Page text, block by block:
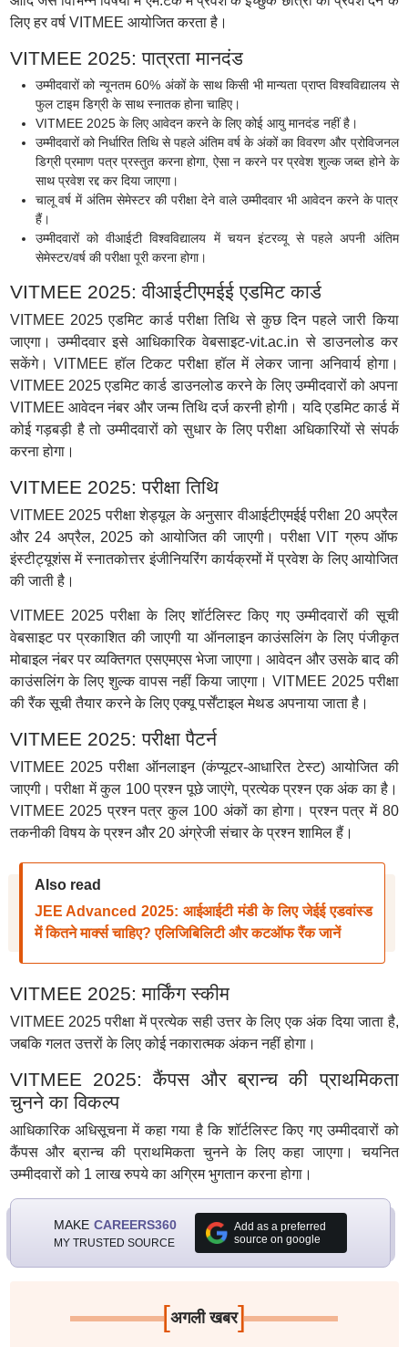
लिए हर वर्ष VITMEE आयोजित करता है।
VITMEE 2025: पात्रता मानदंड
उम्मीदवारों को न्यूनतम 60% अंकों के साथ किसी भी मान्यता प्राप्त विश्वविद्यालय से
फुल टाइम डिग्री के साथ स्नातक होना चाहिए।
VITMEE 2025 के लिए आवेदन करने के लिए कोई आयु मानदंड नहीं है।
उम्मीदवारों को निर्धारित तिथि से पहले अंतिम वर्ष के अंकों का विवरण और प्रोविजनल
डिग्री प्रमाण पत्र प्रस्तुत करना होगा, ऐसा न करने पर प्रवेश शुल्क जब्त होने के
साथ प्रवेश रद्द कर दिया जाएगा।
चालू वर्ष में अंतिम सेमेस्टर की परीक्षा देने वाले उम्मीदवार भी आवेदन करने के पात्र
हैं।
उम्मीदवारों को वीआईटी विश्वविद्यालय में चयन इंटरव्यू से पहले अपनी अंतिम
सेमेस्टर/वर्ष की परीक्षा पूरी करना होगा।
VITMEE 2025: वीआईटीएमईई एडमिट कार्ड
VITMEE 2025 एडमिट कार्ड परीक्षा तिथि से कुछ दिन पहले जारी किया
जाएगा। उम्मीदवार इसे आधिकारिक वेबसाइट-vit.ac.in से डाउनलोड कर
सकेंगे। VITMEE हॉल टिकट परीक्षा हॉल में लेकर जाना अनिवार्य होगा।
VITMEE 2025 एडमिट कार्ड डाउनलोड करने के लिए उम्मीदवारों को अपना
VITMEE आवेदन नंबर और जन्म तिथि दर्ज करनी होगी। यदि एडमिट कार्ड में
कोई गड़बड़ी है तो उम्मीदवारों को सुधार के लिए परीक्षा अधिकारियों से संपर्क
करना होगा।
VITMEE 2025: परीक्षा तिथि
VITMEE 2025 परीक्षा शेड्यूल के अनुसार वीआईटीएमईई परीक्षा 20 अप्रैल
और 24 अप्रैल, 2025 को आयोजित की जाएगी। परीक्षा VIT ग्रुप ऑफ
इंस्टीट्यूशंस में स्नातकोत्तर इंजीनियरिंग कार्यक्रमों में प्रवेश के लिए आयोजित
की जाती है।
VITMEE 2025 परीक्षा के लिए शॉर्टलिस्ट किए गए उम्मीदवारों की सूची
वेबसाइट पर प्रकाशित की जाएगी या ऑनलाइन काउंसलिंग के लिए पंजीकृत
मोबाइल नंबर पर व्यक्तिगत एसएमएस भेजा जाएगा। आवेदन और उसके बाद की
काउंसलिंग के लिए शुल्क वापस नहीं किया जाएगा। VITMEE 2025 परीक्षा
की रैंक सूची तैयार करने के लिए एक्यू पर्सेंटाइल मेथड अपनाया जाता है।
VITMEE 2025: परीक्षा पैटर्न
VITMEE 2025 परीक्षा ऑनलाइन (कंप्यूटर-आधारित टेस्ट) आयोजित की
जाएगी। परीक्षा में कुल 100 प्रश्न पूछे जाएंगे, प्रत्येक प्रश्न एक अंक का है।
VITMEE 2025 प्रश्न पत्र कुल 100 अंकों का होगा। प्रश्न पत्र में 80
तकनीकी विषय के प्रश्न और 20 अंग्रेजी संचार के प्रश्न शामिल हैं।
Also read
JEE Advanced 2025: आईआईटी मंडी के लिए जेईई एडवांस्ड
में कितने मार्क्स चाहिए? एलिजिबिलिटी और कटऑफ रैंक जानें
VITMEE 2025: मार्किंग स्कीम
VITMEE 2025 परीक्षा में प्रत्येक सही उत्तर के लिए एक अंक दिया जाता है,
जबकि गलत उत्तरों के लिए कोई नकारात्मक अंकन नहीं होगा।
VITMEE 2025: कैंपस और ब्रान्च की प्राथमिकता
चुनने का विकल्प
आधिकारिक अधिसूचना में कहा गया है कि शॉर्टलिस्ट किए गए उम्मीदवारों को
कैंपस और ब्रान्च की प्राथमिकता चुनने के लिए कहा जाएगा। चयनित
उम्मीदवारों को 1 लाख रुपये का अग्रिम भुगतान करना होगा।
MAKE CAREERS360
MY TRUSTED SOURCE
Add as a preferred
source on google
[अगली खबर]